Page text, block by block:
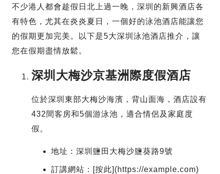
不少港人都會趁假日北上過一晚，深圳的新興酒店各
有特色，尤其在炎炎夏日，一個好的泳池酒店能讓您
的假期更加完美。以下是5大深圳泳池酒店推介，讓
您在假期盡情放鬆。
深圳大梅沙京基洲際度假酒店
位於深圳東部大梅沙海濱，背山面海，酒店設有
432間客房和5個游泳池，適合情侶及家庭度
假。
地址：深圳鹽田大梅沙鹽葵路9號
訂講網站：[按此](https://example.com)